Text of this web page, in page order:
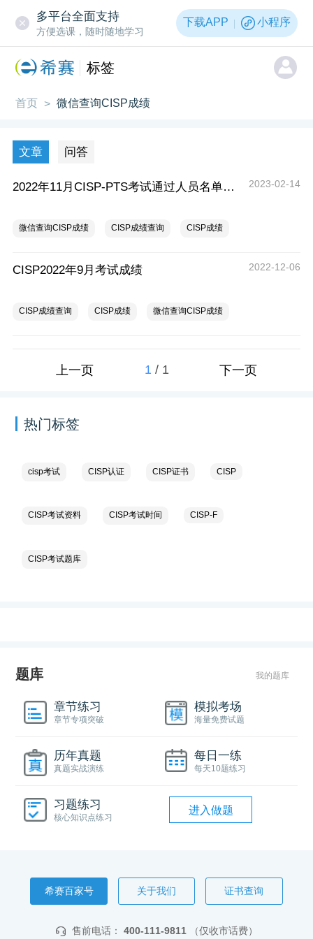
多平台全面支持
方便选课，随时随地学习
下载APP 小程序
标签
首页 > 微信查询CISP成绩
文章 问答
2022年11月CISP-PTS考试通过人员名单公布 2023-02-14
微信查询CISP成绩 CISP成绩查询 CISP成绩
CISP2022年9月考试成绩 2022-12-06
CISP成绩查询 CISP成绩 微信查询CISP成绩
上一页 1 / 1 下一页
热门标签
cisp考试 CISP认证 CISP证书 CISP
CISP考试资料 CISP考试时间 CISP-F
CISP考试题库
题库 我的题库
章节练习
章节专项突破
模拟考场
海量免费试题
历年真题
真题实战演练
每日一练
每天10题练习
习题练习
核心知识点练习
进入做题
希赛百家号 关于我们 证书查询
售前电话： 400-111-9811 （仅收市话费）